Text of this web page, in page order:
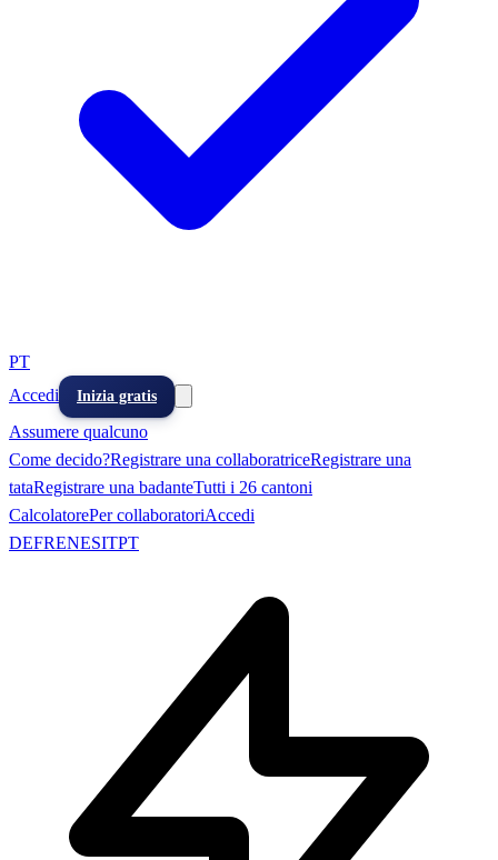
PT
Accedi
Inizia gratis
Assumere qualcuno
Come decido?Registrare una collaboratriceRegistrare una
tataRegistrare una badanteTutti i 26 cantoni
CalcolatorePer collaboratoriAccedi
DEFRENESITPT